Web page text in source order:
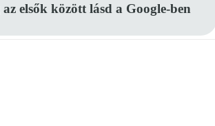
elsők között lásd a Google-ben